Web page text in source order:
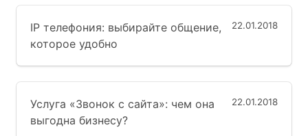
22.01.2018
IP телефония: выбирайте общение,
которое удобно
22.01.2018
Услуга «Звонок с сайта»: чем она
выгодна бизнесу?